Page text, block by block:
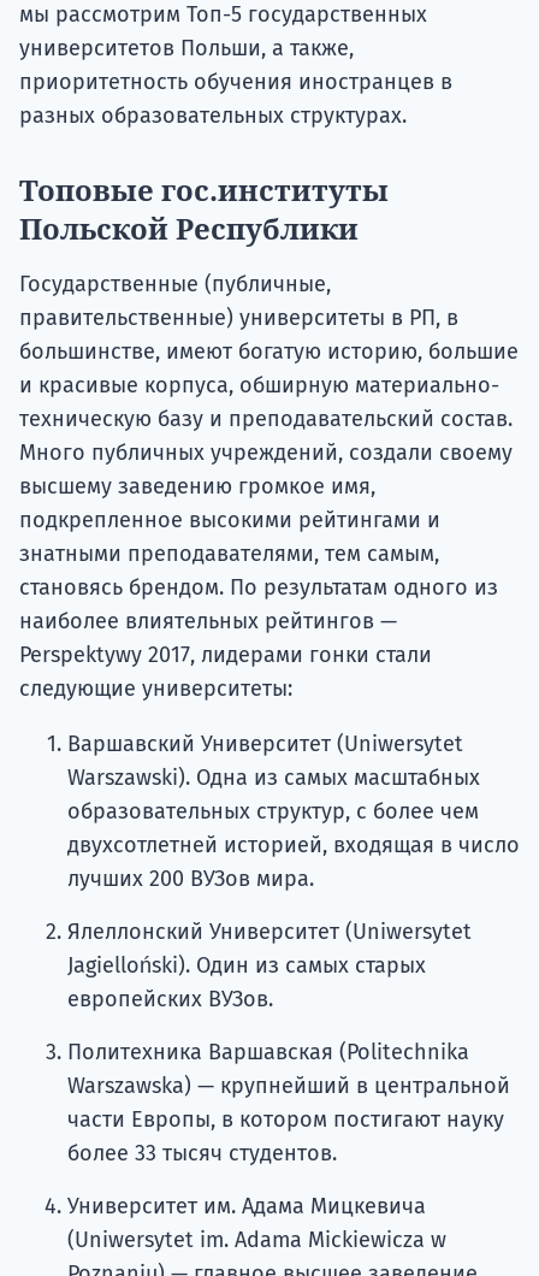
мы рассмотрим Топ-5 государственных
университетов Польши, а также,
приоритетность обучения иностранцев в
разных образовательных структурах.
Топовые гос.институты
Польской Республики
Государственные (публичные,
правительственные) университеты в РП, в
большинстве, имеют богатую историю, большие
и красивые корпуса, обширную материально-
техническую базу и преподавательский состав.
Много публичных учреждений, создали своему
высшему заведению громкое имя,
подкрепленное высокими рейтингами и
знатными преподавателями, тем самым,
становясь брендом. По результатам одного из
наиболее влиятельных рейтингов —
Perspektywy 2017, лидерами гонки стали
следующие университеты:
Варшавский Университет (Uniwersytet
Warszawski). Одна из самых масштабных
образовательных структур, с более чем
двухсотлетней историей, входящая в число
лучших 200 ВУЗов мира.
Ялеллонский Университет (Uniwersytet
Jagielloński). Один из самых старых
европейских ВУЗов.
Политехника Варшавская (Politechnika
Warszawskа) — крупнейший в центральной
части Европы, в котором постигают науку
более 33 тысяч студентов.
Университет им. Адама Мицкевича
(Uniwersytet im. Adama Mickiewicza w